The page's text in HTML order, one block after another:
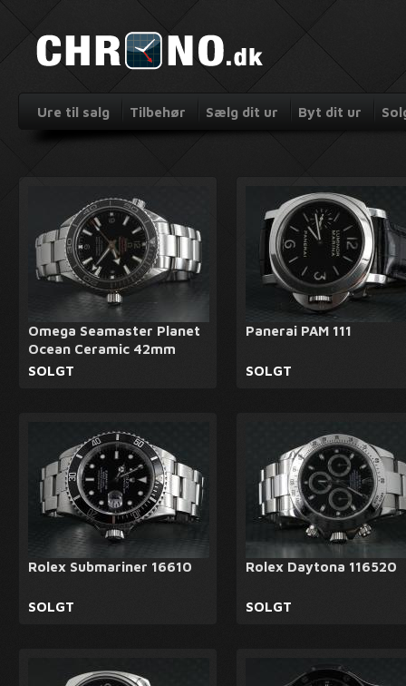
Ure til salg Tilbehør Sælg dit ur Byt dit ur
Omega Seamaster Planet
Ocean Ceramic 42mm
SOLGT
Panerai PAM 111
SOLGT
Rolex Submariner 16610
SOLGT
Rolex Daytona 116520
SOLGT